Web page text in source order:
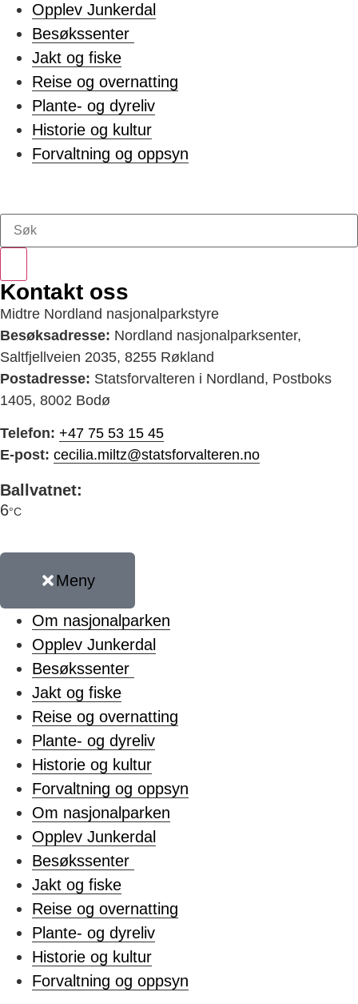
Opplev Junkerdal
Besøkssenter
Jakt og fiske
Reise og overnatting
Plante- og dyreliv
Historie og kultur
Forvaltning og oppsyn
Kontakt oss
Midtre Nordland nasjonalparkstyre
Besøksadresse: Nordland nasjonalparksenter,
Saltfjellveien 2035, 8255 Røkland
Postadresse: Statsforvalteren i Nordland, Postboks
1405, 8002 Bodø
Telefon: +47 75 53 15 45
E-post: cecilia.miltz@statsforvalteren.no
Ballvatnet:
6°C
Meny
Om nasjonalparken
Opplev Junkerdal
Besøkssenter
Jakt og fiske
Reise og overnatting
Plante- og dyreliv
Historie og kultur
Forvaltning og oppsyn
Om nasjonalparken
Opplev Junkerdal
Besøkssenter
Jakt og fiske
Reise og overnatting
Plante- og dyreliv
Historie og kultur
Forvaltning og oppsyn